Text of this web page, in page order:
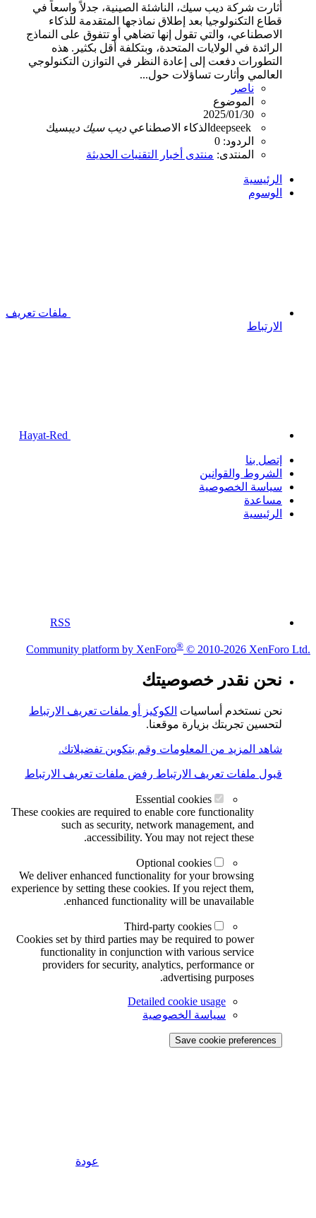
أثارت شركة ديب سيك، الناشئة الصينية، جدلاً واسعاً في
قطاع التكنولوجيا بعد إطلاق نماذجها المتقدمة للذكاء
الاصطناعي، والتي تقول إنها تضاهي أو تتفوق على النماذج
الرائدة في الولايات المتحدة، وبتكلفة أقل بكثير. هذه
التطورات دفعت إلى إعادة النظر في التوازن التكنولوجي
العالمي وأثارت تساؤلات حول...
ناصر
الموضوع
2025/01/30
deepseek الذكاء الاصطناعي ديب سيك ديبسيك
الردود: 0
المنتدى: منتدى أخبار التقنيات الحديثة
الرئيسية
الوسوم
ملفات تعريف
الارتباط
إتصل بنا
الشروط والقوانين
سياسة الخصوصية
مساعدة
الرئيسية
RSS
Community platform by XenForo® © 2010-2026 XenForo Ltd.
نحن نقدر خصوصيتك
نحن نستخدم أساسيات الكوكيز أو ملفات تعريف الارتباط
لتحسين تجربتك بزيارة موقعنا.
شاهد المزيد من المعلومات وقم بتكوين تفضيلاتك.
قبول ملفات تعريف الارتباط رفض ملفات تعريف الارتباط
Essential cookies
These cookies are required to enable core functionality
such as security, network management, and
accessibility. You may not reject these.
Optional cookies
We deliver enhanced functionality for your browsing
experience by setting these cookies. If you reject them,
enhanced functionality will be unavailable.
Third-party cookies
Cookies set by third parties may be required to power
functionality in conjunction with various service
providers for security, analytics, performance or
advertising purposes.
Detailed cookie usage
سياسة الخصوصية
Save cookie preferences
عودة